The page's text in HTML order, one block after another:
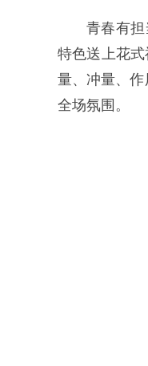
青春有
特色送上花
量、冲量、
全场氛围。